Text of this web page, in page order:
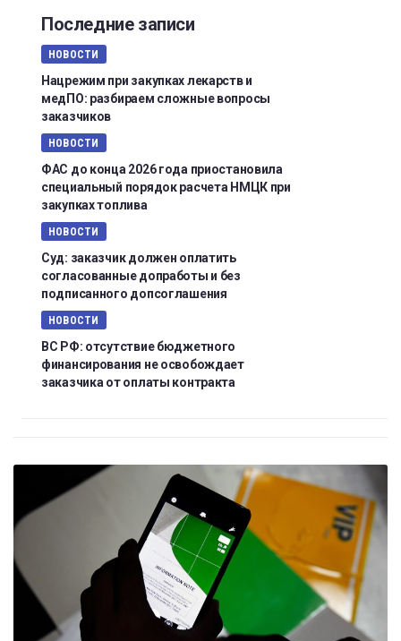
Последние записи
НОВОСТИ
Нацрежим при закупках лекарств и
медПО: разбираем сложные вопросы
заказчиков
НОВОСТИ
ФАС до конца 2026 года приостановила
специальный порядок расчета НМЦК при
закупках топлива
НОВОСТИ
Суд: заказчик должен оплатить
согласованные допработы и без
подписанного допсоглашения
НОВОСТИ
ВС РФ: отсутствие бюджетного
финансирования не освобождает
заказчика от оплаты контракта